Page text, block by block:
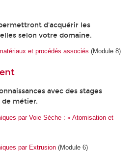
d'acquérir les
selon votre domaine.
et procédés associés (Module 8)
avec des stages
métier.
par Voie Sèche : « Atomisation et
par Extrusion (Module 6)